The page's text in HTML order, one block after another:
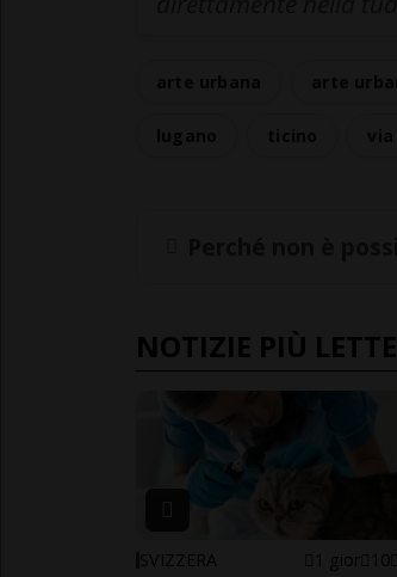
NOTIZIE PIÙ LETTE
SVIZZERA 1 gior 10